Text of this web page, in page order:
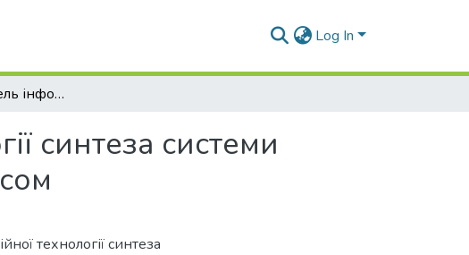
Log In
Структурна модель інформаційної технології синтеза системи управління програмно-технічним комплексом
синтеза системи
технології синтеза